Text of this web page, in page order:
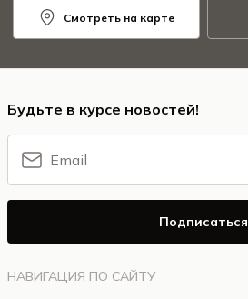
Смотреть на карте
НАВИГАЦИЯ ПО САЙТУ
Будьте в курсе новостей!
Подписаться